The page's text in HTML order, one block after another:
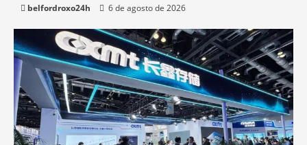
belfordroxo24h
6 de agosto de 2026